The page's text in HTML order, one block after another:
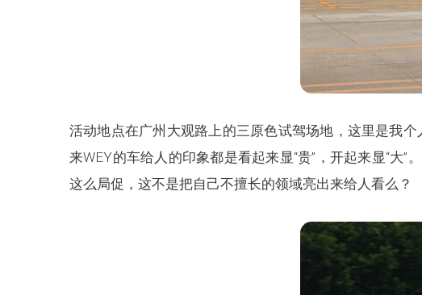
活动地点在广州大观路上的三原色试驾场地，这里是我
来WEY的车给人的印象都是看起来显“贵”，开起来显“大
这么局促，这不是把自己不擅长的领域亮出来给人看么？